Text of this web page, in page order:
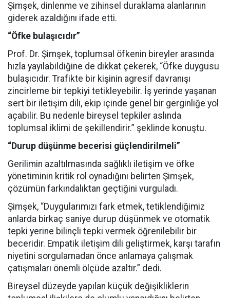
Şimşek, dinlenme ve zihinsel duraklama alanlarının
giderek azaldığını ifade etti.
“Öfke bulaşıcıdır”
Prof. Dr. Şimşek, toplumsal öfkenin bireyler arasında
hızla yayılabildiğine de dikkat çekerek, “Öfke duygusu
bulaşıcıdır. Trafikte bir kişinin agresif davranışı
zincirleme bir tepkiyi tetikleyebilir. İş yerinde yaşanan
sert bir iletişim dili, ekip içinde genel bir gerginliğe yol
açabilir. Bu nedenle bireysel tepkiler aslında
toplumsal iklimi de şekillendirir.” şeklinde konuştu.
“Durup düşünme becerisi güçlendirilmeli”
Gerilimin azaltılmasında sağlıklı iletişim ve öfke
yönetiminin kritik rol oynadığını belirten Şimşek,
çözümün farkındalıktan geçtiğini vurguladı.
Şimşek, “Duygularımızı fark etmek, tetiklendiğimiz
anlarda birkaç saniye durup düşünmek ve otomatik
tepki yerine bilinçli tepki vermek öğrenilebilir bir
beceridir. Empatik iletişim dili geliştirmek, karşı tarafın
niyetini sorgulamadan önce anlamaya çalışmak
çatışmaları önemli ölçüde azaltır.” dedi.
Bireysel düzeyde yapılan küçük değişikliklerin